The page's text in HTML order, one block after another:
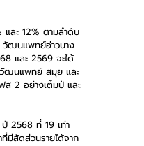
และ 12% ตามลำดับ
วัฒนแพทย์อ่าวนาง
และ 2569 จะได้
.วัฒนแพทย์ สมุย และ
ส 2 อย่างเต็มปี และ
ปี 2568 ที่ 19 เท่า
มีสัดส่วนรายได้จาก